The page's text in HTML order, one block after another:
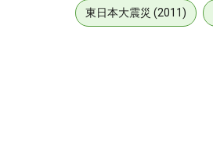
東日本大震災 (2011)